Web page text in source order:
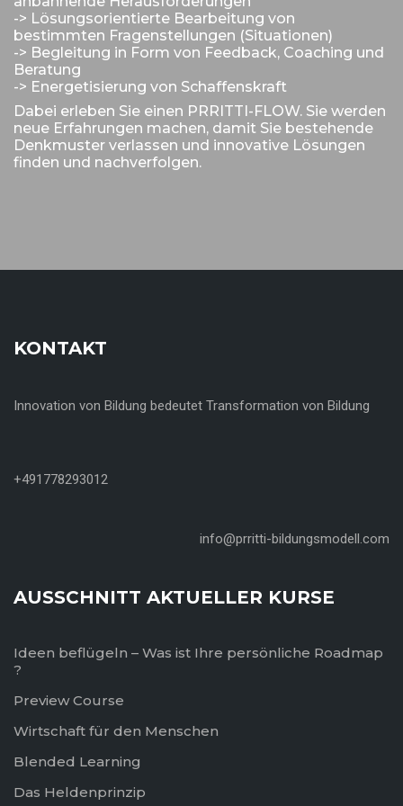
-> Lösungsorientierte Bearbeitung von
bestimmten Fragenstellungen (Situationen)
-> Begleitung in Form von Feedback, Coaching und
Beratung
-> Energetisierung von Schaffenskraft
Dabei erleben Sie einen PRRITTI-FLOW. Sie werden
neue Erfahrungen machen, damit Sie bestehende
Denkmuster verlassen und innovative Lösungen
finden und nachverfolgen.
KONTAKT
Innovation von Bildung bedeutet Transformation von Bildung
+491778293012
info@prritti-bildungsmodell.com
AUSSCHNITT AKTUELLER KURSE
Ideen beflügeln – Was ist Ihre persönliche Roadmap
?
Preview Course
Wirtschaft für den Menschen
Blended Learning
Das Heldenprinzip